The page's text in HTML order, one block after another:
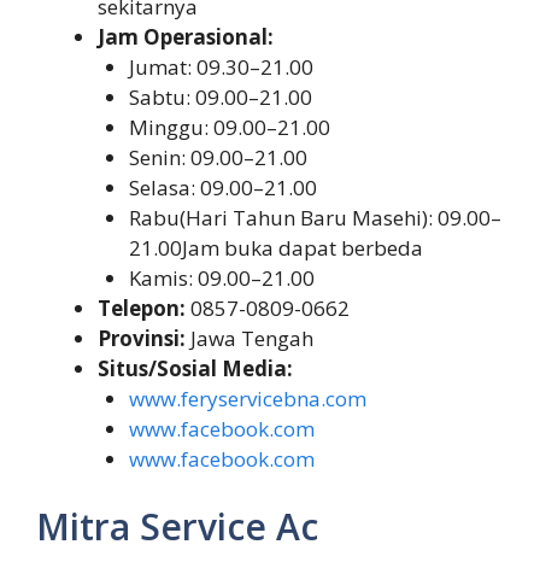
sekitarnya
Jam Operasional:
Jumat: 09.30–21.00
Sabtu: 09.00–21.00
Minggu: 09.00–21.00
Senin: 09.00–21.00
Selasa: 09.00–21.00
Rabu(Hari Tahun Baru Masehi): 09.00–
21.00Jam buka dapat berbeda
Kamis: 09.00–21.00
Telepon: 0857-0809-0662
Provinsi: Jawa Tengah
Situs/Sosial Media:
www.feryservicebna.com
www.facebook.com
www.facebook.com
Mitra Service Ac